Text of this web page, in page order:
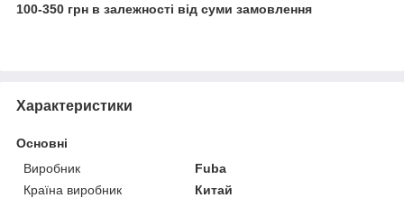
100-350 грн в залежності від суми замовлення
Характеристики
Основні
Виробник
Fuba
Країна виробник
Китай